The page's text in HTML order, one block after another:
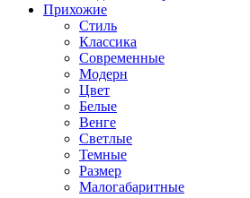
Прихожие
Стиль
Классика
Современные
Модерн
Цвет
Белые
Венге
Светлые
Темные
Размер
Малогабаритные